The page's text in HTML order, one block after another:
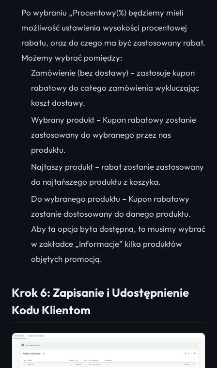
Po wybraniu „Procentowy(%) będziemy mieli
możliwość ustawienia wysokości procentowej
rabatu, oraz do czego ma być zastosowany rabat.
Możemy wybrać pomiędzy:
Zamówienie (bez dostawy) – zastosuje kupon
rabatowy do całego zamówienia wykluczając
koszt dostawy.
Wybrany produkt – Kupon rabatowy zostanie
zastosowany do wybranego przez nas
produktu.
Najtaszy produkt – rabat zostanie zastosowany
do najtańszego produktu z koszyka.
Do wybranego produktu – Kupon rabatowy
zostanie dostosowany do danego produktu.
Aby ta opcja była dostępna, to musimy wybrać
w zakładce „Informacje” kilka produktów
objętych promocją.
Krok 6: Zapisanie i Udostępnienie
Kodu Klientom